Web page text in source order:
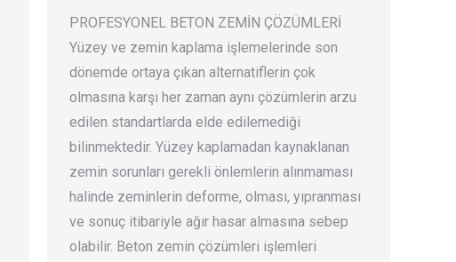
PROFESYONEL BETON ZEMİN ÇÖZÜMLERİ
Yüzey ve zemin kaplama işlemelerinde son
dönemde ortaya çıkan alternatiflerin çok
olmasına karşı her zaman aynı çözümlerin arzu
edilen standartlarda elde edilemediği
bilinmektedir. Yüzey kaplamadan kaynaklanan
zemin sorunları gerekli önlemlerin alınmaması
halinde zeminlerin deforme, olması, yıpranması
ve sonuç itibariyle ağır hasar almasına sebep
olabilir. Beton zemin çözümleri işlemleri